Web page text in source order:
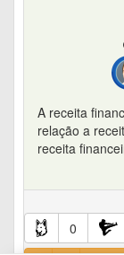
A receita
relação a
receita
0